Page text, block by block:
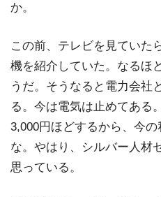
か。
この前、テレビを見ていた
機を紹介していた。なるほ
うだ。そうなると電力会社
る。今は電気は止めてある
3,000円ほどするから、今
な。やはり、シルバー人材
思っている。